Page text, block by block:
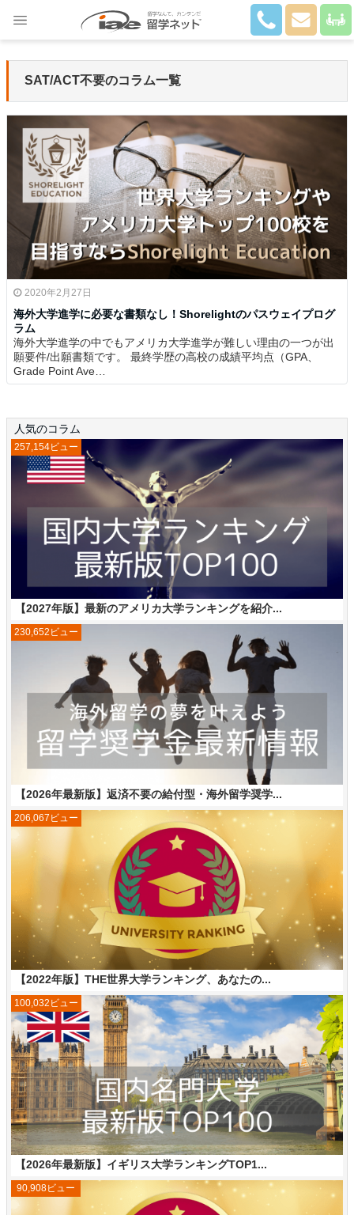
SAT/ACT不要のコラム一覧
2020年2月27日
海外大学進学に必要な書類なし！Shorelightのパスウェイプログ
ラム
海外大学進学の中でもアメリカ大学進学が難しい理由の一つが出
願要件/出願書類です。 最終学歴の高校の成績平均点（GPA、
Grade Point Ave…
人気のコラム
【2027年版】最新のアメリカ大学ランキングを紹介...
257,154ビュー
【2026年最新版】返済不要の給付型・海外留学奨学...
230,652ビュー
【2022年版】THE世界大学ランキング、あなたの...
206,067ビュー
【2026年最新版】イギリス大学ランキングTOP1...
100,032ビュー
90,908ビュー